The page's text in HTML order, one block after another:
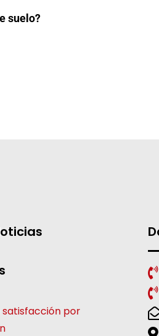
suelo?
satisfacción por